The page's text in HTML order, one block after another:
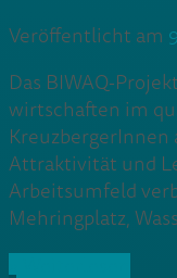
Veröffentlicht am
Das BIWAQ-
wirtschaften im
Attraktivität und
Arbeitsumfeld
Mehringplatz,